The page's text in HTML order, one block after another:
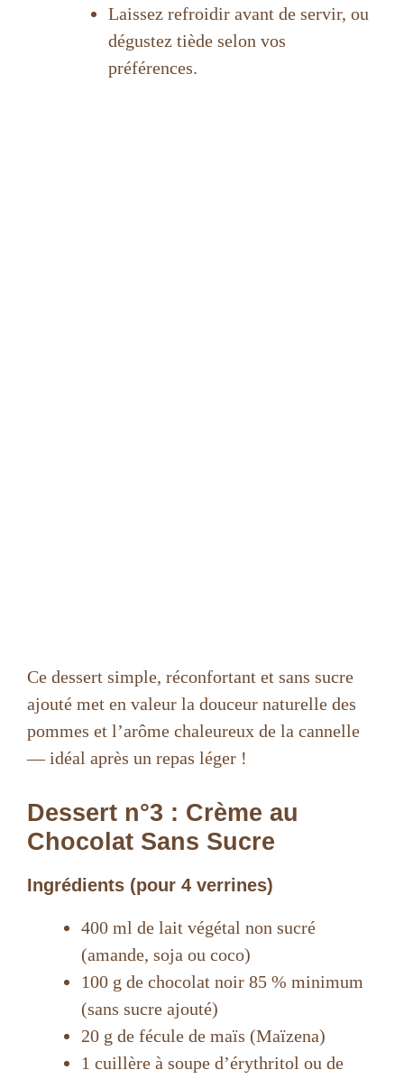
Laissez refroidir avant de servir, ou
dégustez tiède selon vos
préférences.
Ce dessert simple, réconfortant et sans sucre
ajouté met en valeur la douceur naturelle des
pommes et l’arôme chaleureux de la cannelle
— idéal après un repas léger !
Dessert n°3 : Crème au
Chocolat Sans Sucre
Ingrédients (pour 4 verrines)
400 ml de lait végétal non sucré
(amande, soja ou coco)
100 g de chocolat noir 85 % minimum
(sans sucre ajouté)
20 g de fécule de maïs (Maïzena)
1 cuillère à soupe d’érythritol ou de